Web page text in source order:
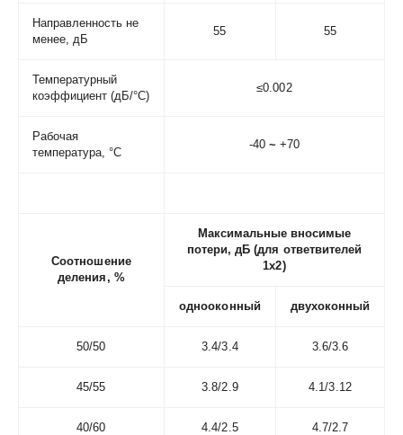
Направленность не
менее, дБ
55 55
Температурный
коэффициент (дБ/°С)
≤0.002
Рабочая
температура, °С
-40 ~ +70
Соотношение
деления, %
Максимальные вносимые
потери, дБ (для ответвителей
1х2)
однооконный двухоконный
50/50 3.4/3.4 3.6/3.6
45/55 3.8/2.9 4.1/3.12
40/60 4.4/2.5 4.7/2.7